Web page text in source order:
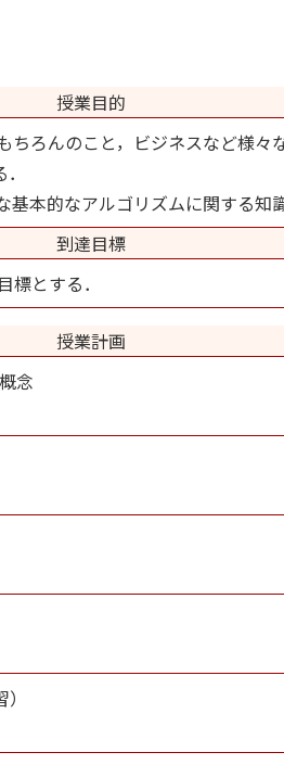
授業目的
ろんのこと，ビジネスなど様
本的なアルゴリズムに関する知
到達目標
とする．
授業計画
念